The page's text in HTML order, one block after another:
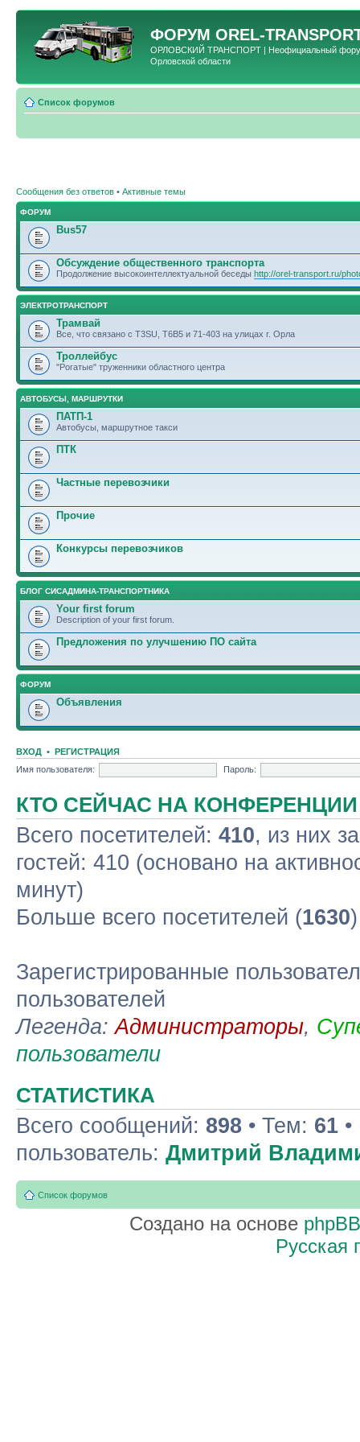
ФОРУМ OREL-
ОРЛОВСКИЙ ТРАНСПОРТ | Неофициальный форум
Орловской области
Список форумов
Сообщения без ответов • Активные темы
ФОРУМ
Bus57
Обсуждение общественного транспорта
Продолжение высокоинтеллектуальной беседы http://orel-transport.ru/
ЭЛЕКТРОТРАНСПОРТ
Трамвай
Все, что связано с T3SU, T6B5 и 71-403 на улицах г. Орла
Троллейбус
"Рогатые" труженники областного центра
АВТОБУСЫ, МАРШРУТКИ
ПАТП-1
Автобусы, маршрутное такси
ПТК
Частные перевозчики
Прочие
Конкурсы перевозчиков
БЛОГ СИСАДМИНА-ТРАНСПОРТНИКА
Your first forum
Description of your first forum.
Предложения по улучшению ПО сайта
ФОРУМ
Объявления
ВХОД • РЕГИСТРАЦИЯ
Имя пользователя:
Пароль:
КТО СЕЙЧАС НА КОНФЕРЕНЦИИ
Всего посетителей: 410, из них
гостей: 410 (основано на
минут)
Больше всего посетителей (1630
Зарегистрированные
пользователей
Легенда:Администраторы,
пользователи
СТАТИСТИКА
Всего сообщений: 898 • Тем: 61
пользователь: Дмитрий
Список форумов
Создано на основе phpBB
Русская